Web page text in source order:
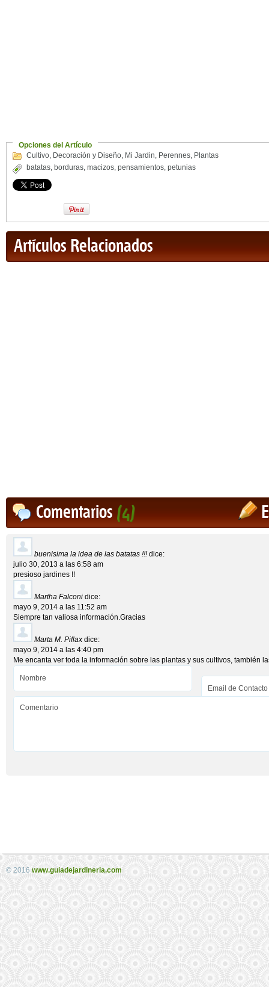
Opciones del Artículo
Cultivo, Decoración y Diseño, Mi Jardin, Perennes, Plantas
batatas, borduras, macizos, pensamientos, petunias
Artículos Relacionados
Comentarios(4)
buenisima la idea de las batatas !!! dice:
julio 30, 2013 a las 6:58 am
presioso jardines !!
Martha Falconi dice:
mayo 9, 2014 a las 11:52 am
Siempre tan valiosa información.Gracias
Marta M. Piflax dice:
mayo 9, 2014 a las 4:40 pm
Me encanta ver toda la información sobre las plantas y sus cultivos, también
© 2016www.guiadejardineria.com